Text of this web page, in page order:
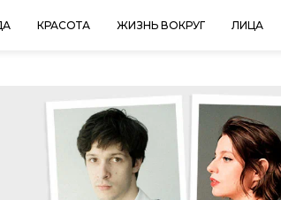
КРАСОТА ЖИЗНЬ ВОКРУГ ЛИЦА